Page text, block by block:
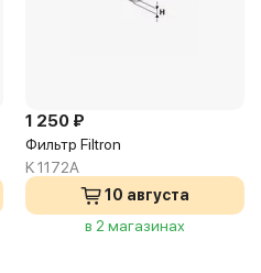
1 250 ₽
Фильтр Filtron
K 1172A
10 августа
в 2 магазинах